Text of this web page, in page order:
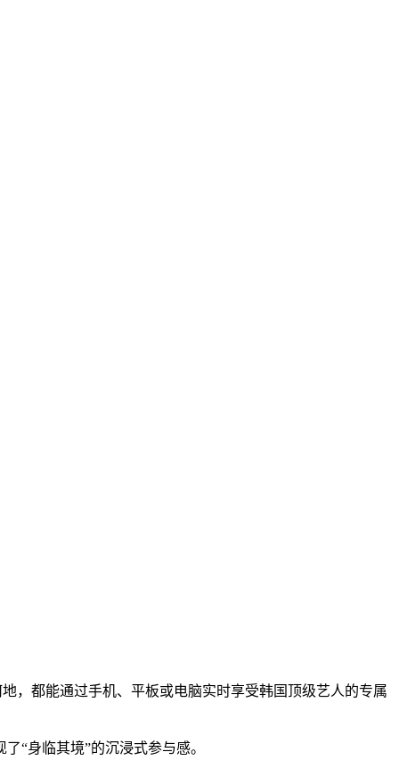
，都能通过手机、平板或电脑实时享受韩国顶级艺人的专属
“身临其境”的沉浸式参与感。